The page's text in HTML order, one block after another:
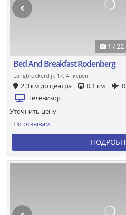
1 / 22
Bed And Breakfast Rodenberg
Langbroekerdijk 17, Анкевен
2.3 км до центра 0.1 км
Телевизор
По отзывам
Уточнить цену